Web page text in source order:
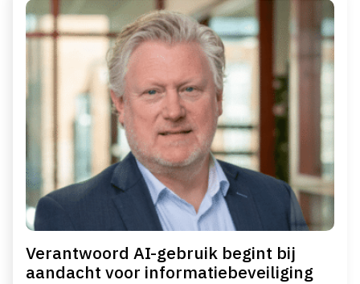
Verantwoord AI-gebruik begint bij
aandacht voor informatiebeveiliging